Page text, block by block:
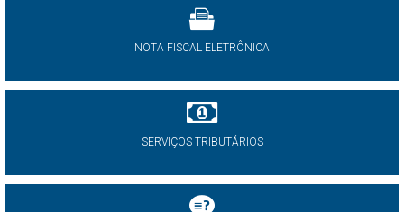
NOTA FISCAL ELETRÔNICA
SERVIÇOS TRIBUTÁRIOS